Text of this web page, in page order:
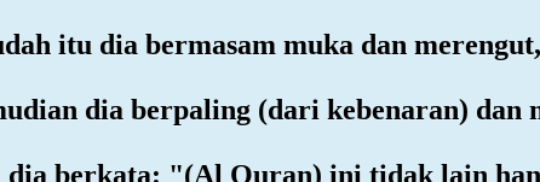
itu dia bermasam muka dan merengut,
dia berpaling (dari kebenaran) dan
dia berkata: "(Al Quran) ini tidak lain